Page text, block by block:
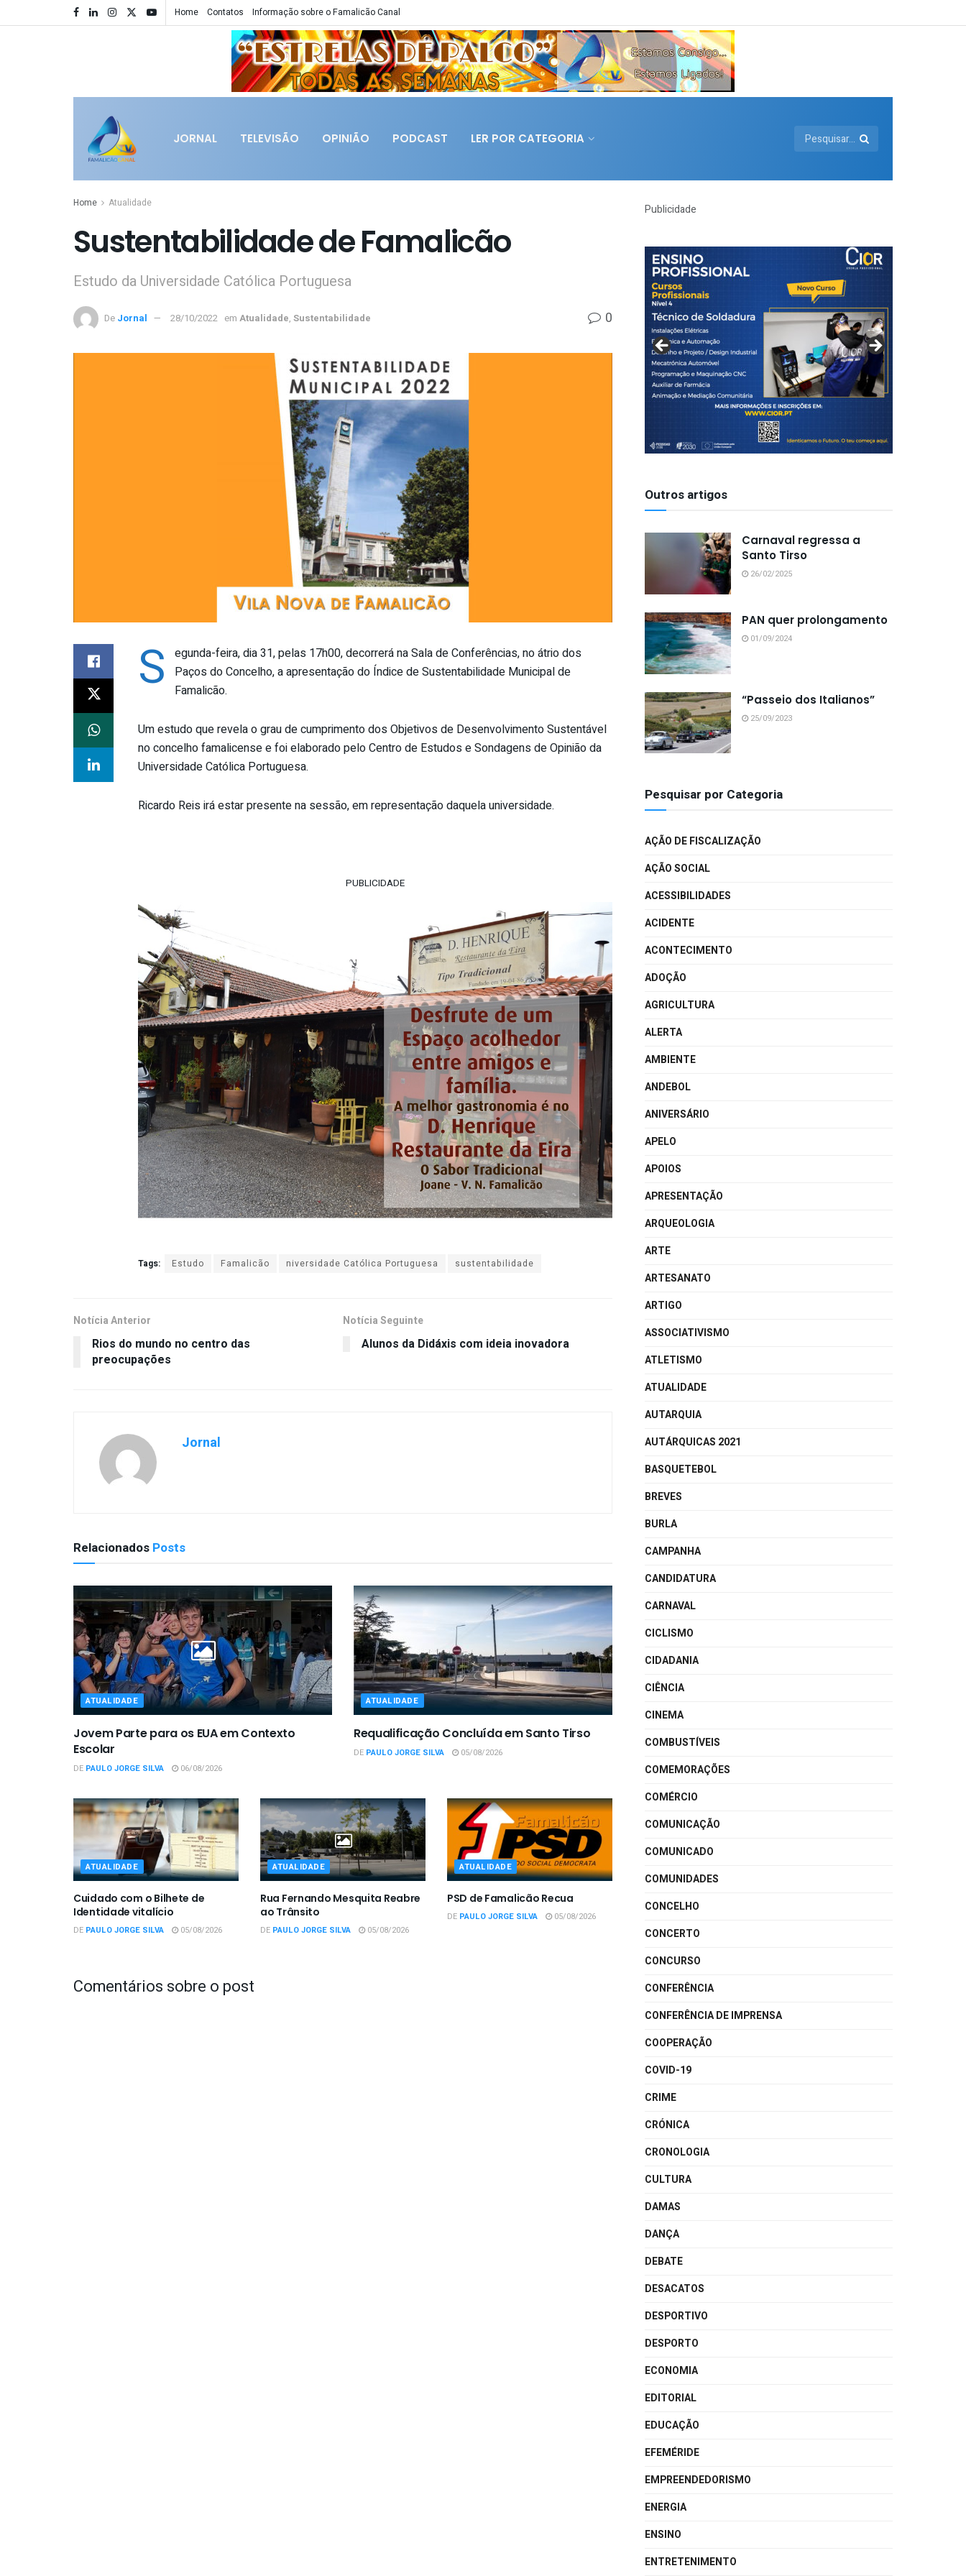
Home Contatos Informação sobre o Famalicão Canal
JORNAL TELEVISÃO OPINIÃO PODCAST LER POR CATEGORIA
Home Atualidade
Sustentabilidade de Famalicão
Estudo da Universidade Católica Portuguesa
De Jornal 28/10/2022 em Atualidade, Sustentabilidade 0
S
egunda-feira, dia 31, pelas 17h00, decorrerá na Sala de Conferências, no átrio dos
Paços do Concelho, a apresentação do Índice de Sustentabilidade Municipal de
Famalicão.
Um estudo que revela o grau de cumprimento dos Objetivos de Desenvolvimento Sustentável
no concelho famalicense e foi elaborado pelo Centro de Estudos e Sondagens de Opinião da
Universidade Católica Portuguesa.
Ricardo Reis irá estar presente na sessão, em representação daquela universidade.
PUBLICIDADE
Tags: Estudo Famalicão niversidade Católica Portuguesa sustentabilidade
Notícia Anterior
Rios do mundo no centro das
preocupações
Notícia Seguinte
Alunos da Didáxis com ideia inovadora
Jornal
Relacionados Posts
ATUALIDADE
Jovem Parte para os EUA em Contexto
Escolar
DE PAULO JORGE SILVA 06/08/2026
ATUALIDADE
Requalificação Concluída em Santo Tirso
DE PAULO JORGE SILVA 05/08/2026
ATUALIDADE
Cuidado com o Bilhete de
Identidade vitalício
DE PAULO JORGE SILVA 05/08/2026
ATUALIDADE
Rua Fernando Mesquita Reabre
ao Trânsito
DE PAULO JORGE SILVA 05/08/2026
ATUALIDADE
PSD de Famalicão Recua
DE PAULO JORGE SILVA 05/08/2026
Comentários sobre o post
Publicidade
Outros artigos
Carnaval regressa a
Santo Tirso
26/02/2025
PAN quer prolongamento
01/09/2024
“Passeio dos Italianos”
25/09/2023
Pesquisar por Categoria
AÇÃO DE FISCALIZAÇÃO
AÇÃO SOCIAL
ACESSIBILIDADES
ACIDENTE
ACONTECIMENTO
ADOÇÃO
AGRICULTURA
ALERTA
AMBIENTE
ANDEBOL
ANIVERSÁRIO
APELO
APOIOS
APRESENTAÇÃO
ARQUEOLOGIA
ARTE
ARTESANATO
ARTIGO
ASSOCIATIVISMO
ATLETISMO
ATUALIDADE
AUTARQUIA
AUTÁRQUICAS 2021
BASQUETEBOL
BREVES
BURLA
CAMPANHA
CANDIDATURA
CARNAVAL
CICLISMO
CIDADANIA
CIÊNCIA
CINEMA
COMBUSTÍVEIS
COMEMORAÇÕES
COMÉRCIO
COMUNICAÇÃO
COMUNICADO
COMUNIDADES
CONCELHO
CONCERTO
CONCURSO
CONFERÊNCIA
CONFERÊNCIA DE IMPRENSA
COOPERAÇÃO
COVID-19
CRIME
CRÓNICA
CRONOLOGIA
CULTURA
DAMAS
DANÇA
DEBATE
DESACATOS
DESPORTIVO
DESPORTO
ECONOMIA
EDITORIAL
EDUCAÇÃO
EFEMÉRIDE
EMPREENDEDORISMO
ENERGIA
ENSINO
ENTRETENIMENTO